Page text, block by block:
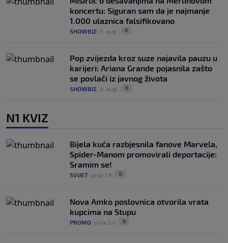
koncertu: Siguran sam da je najmanje
1.000 ulaznica falsifikovano
SHOWBIZ 5. aug. 0
Pop zvijezda kroz suze najavila pauzu u
karijeri: Ariana Grande pojasnila zašto
se povlači iz javnog života
SHOWBIZ 4. aug. 0
N1 KVIZ
Bijela kuća razbjesnila fanove Marvela,
Spider-Manom promovirali deportacije:
Sramim se!
SVIJET prije 1 h 0
Nova Amko poslovnica otvorila vrata
kupcima na Stupu
PROMO prije 5 h 0